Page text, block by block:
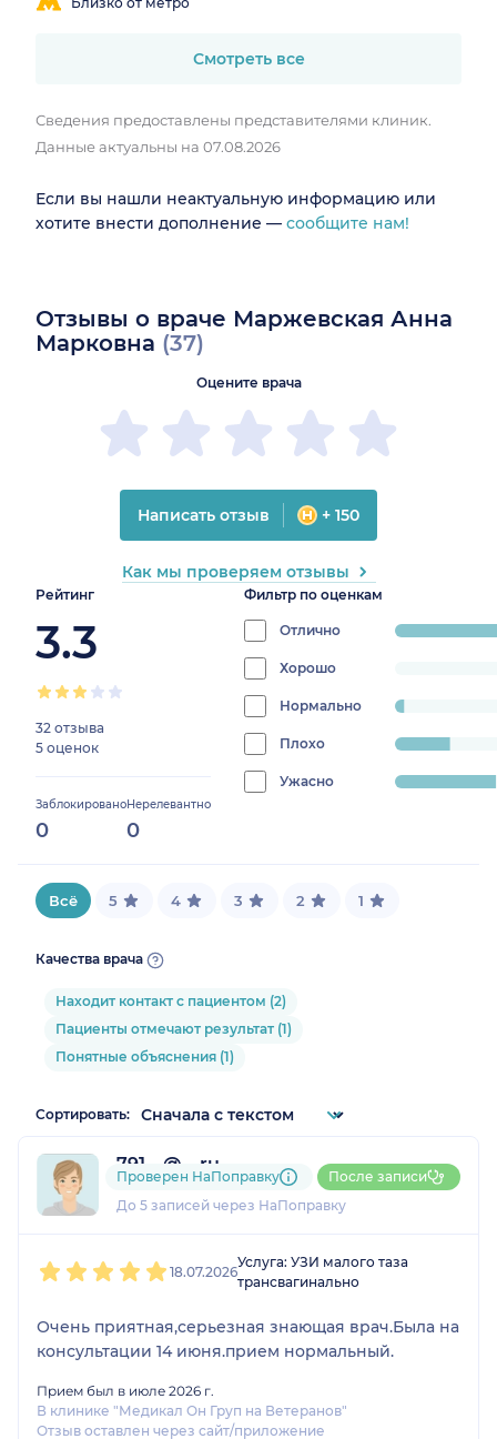
Смотреть все
Сведения предоставлены представителями клиник.
Данные актуальны на 07.08.2026
Если вы нашли неактуальную информацию или
хотите внести дополнение — сообщите нам!
Отзывы о враче Маржевская Анна
Марковна (37)
Рейтинг
3.3
32 отзыва
5 оценок
Заблокировано
0
Нерелевантно
0
Фильтр по оценкам
Отлично
progress:
51.35135135135135%
Хорошо
0%
Нормально
2.7027027027027026%
Плохо
16.216216216216218%Ужасно
29.72972972972973%
Оцените врача
Написать отзыв + 150
Как мы проверяем отзывы
Всё 5 4 3 2 1
Качества врача
Находит контакт с пациентом (2)
Пациенты отмечают результат (1)
Понятные объяснения (1)
Сортировать:
791....@....ru
1 отзыв
До 5 записей через НаПоправку
Проверен НаПоправку После записи
18.07.2026
Услуга: УЗИ малого таза
трансвагинально
Очень приятная,серьезная знающая врач.Была на
консультации 14 июня.прием нормальный.
Прием был в июле 2026 г.
В клинике "Медикал Он Груп на Ветеранов"
Отзыв оставлен через сайт/приложение